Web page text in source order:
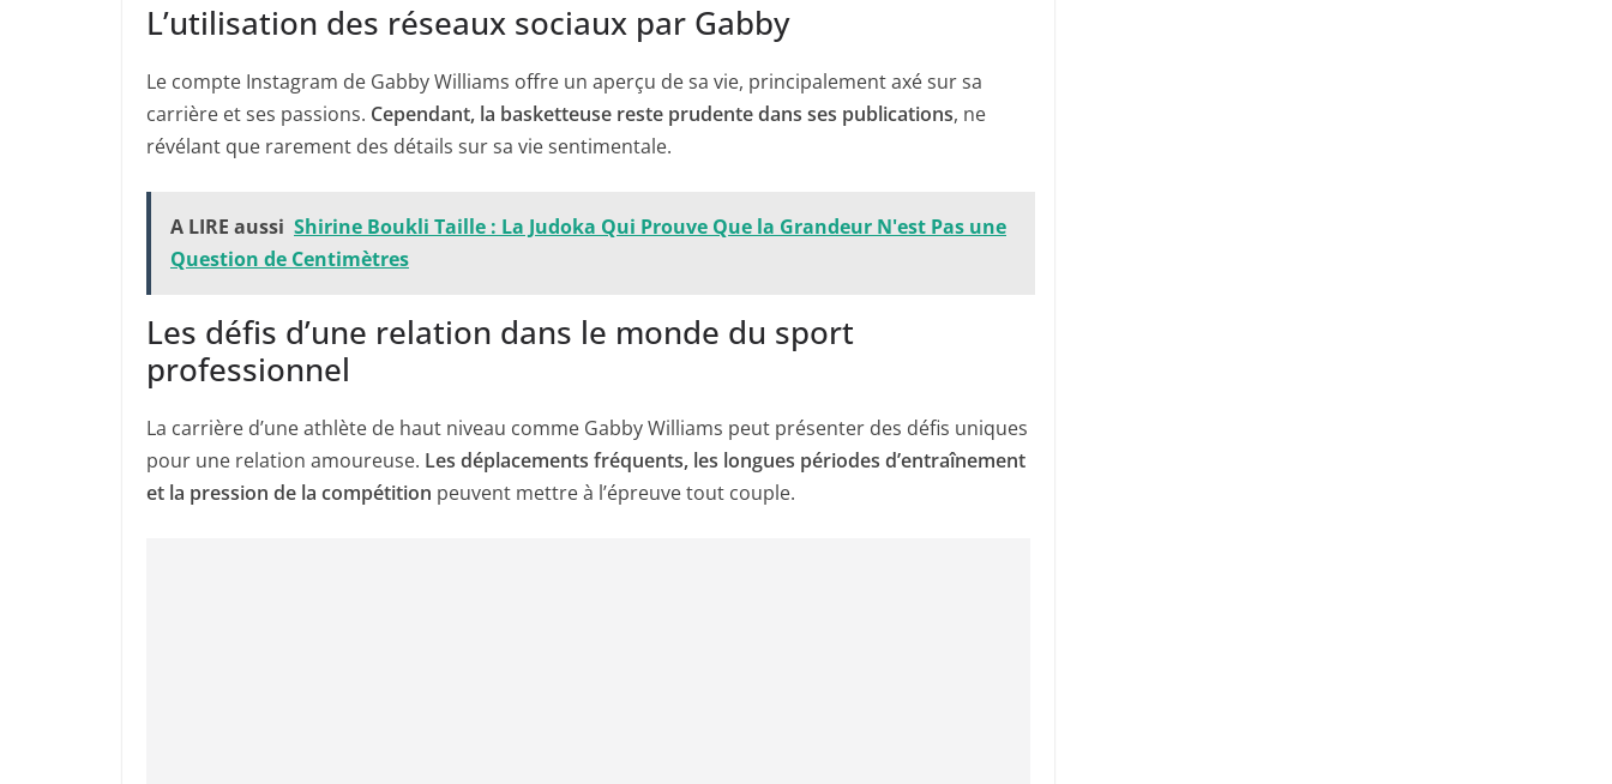
L’utilisation des réseaux sociaux par Gabby
Le compte Instagram de Gabby Williams offre un aperçu de sa vie, principalement axé sur sa
carrière et ses passions. Cependant, la basketteuse reste prudente dans ses publications, ne
révélant que rarement des détails sur sa vie sentimentale.
A LIRE aussi Shirine Boukli Taille : La Judoka Qui Prouve Que la Grandeur N'est Pas une
Question de Centimètres
Les défis d’une relation dans le monde du sport
professionnel
La carrière d’une athlète de haut niveau comme Gabby Williams peut présenter des défis uniques
pour une relation amoureuse. Les déplacements fréquents, les longues périodes d’entraînement
et la pression de la compétition peuvent mettre à l’épreuve tout couple.